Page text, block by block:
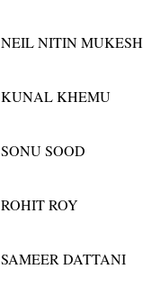
NEIL NITIN MUKESH
KUNAL KHEMU
SONU SOOD
ROHIT ROY
SAMEER DATTANI